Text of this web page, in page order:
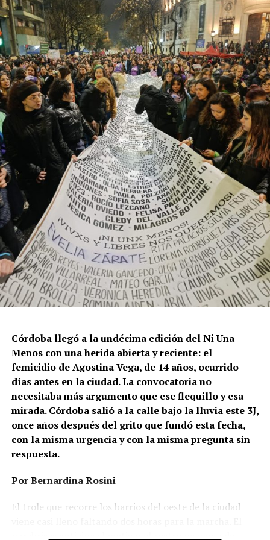
identidades disidentes. Según el informe anual del
Observatorio Nacional de Crímenes de Odio LGBT+, fue
el año más violento desde la creación de este organismo,
con un crecimiento de más del 60% respecto de 2024,
cuando se habían registrado 140 casos. Se trata, dice el
relevamiento, de un aumento “abrupto, excepcional y
cualitativamente distinto a la progresión observada en
los años anteriores”.
La violencia por odio hacia el colectivo LGBT+ se
intensificó en un contexto de desmantelamiento de
políticas públicas, vaciamiento de organismos de
protección, paralización de la agenda legislativa en
materia de derechos y consolidación de discursos
fascistas que estigmatizan a la diversidad.
Para María Rachid, titular del Instituto contra la
Discriminación de la Ciudad de Buenos Aires e
integrante de la Federación Argentina LGBT+
(FALGBT), el drástico aumento de estos crímenes en
Argentina no puede separarse de los discursos de odio
que provienen del gobierno nacional. “Tanto el
de manera violenta y discriminatoria hacia la comunidad
LGBT en general y, principalmente, hacia la comunidad
trans”, describe Rachid. “Y eso –agrega– genera mayor
violencia y discriminación en la vida cotidiana. Esos
discursos terminan legitimando, avalando y fomentando
la violencia hacia nuestra comunidad”.
Esa realidad se percibe en lo cotidiano. Ayito Cabrera,
director y fundador de la organización Espacio
Tolomocho –que nuclea a personas trans con
discapacidad–, advierte que el aumento no se limita a los
silenciosas y estructurales de violencia, atravesadas por
Córdoba llegó a la undécima edición del Ni Una
Menos con una herida abierta y reciente: el
femicidio de Agostina Vega, de 14 años, ocurrido
días antes en la ciudad. La convocatoria no
necesitaba más argumento que ese flequillo y esa
mirada. Córdoba salió a la calle bajo la lluvia este 3J,
once años después del grito que fundó esta fecha,
con la misma urgencia y con la misma pregunta sin
respuesta.
Por Bernardina Rosini
El trole que recorre los barrios del oeste de la ciudad